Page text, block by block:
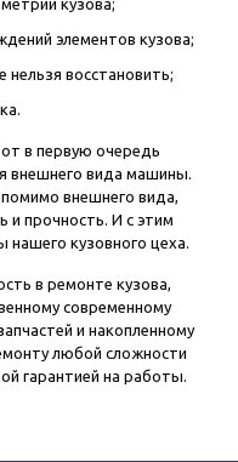
элементов кузова;
восстановить;
в первую очередь
внешнего вида машины.
помимо внешнего вида,
и прочность. И с этим
нашего кузовного цеха.
в ремонте кузова,
современному
и накопленному
любой сложности
гарантией на работы.